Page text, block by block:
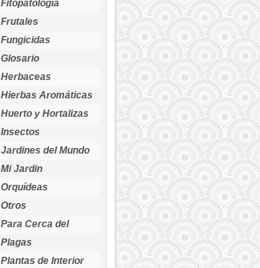
Fitopatología
Frutales
Fungicidas
Glosario
Herbaceas
Hierbas Aromáticas
Huerto y Hortalizas
Insectos
Jardines del Mundo
Mi Jardin
Orquídeas
Otros
Para Cerca del
Estanque
Plagas
Plantas de Interior